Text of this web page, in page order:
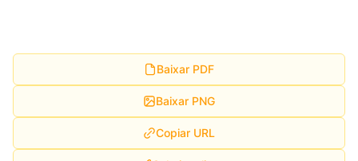
Baixar PDF
Baixar PNG
Copiar URL